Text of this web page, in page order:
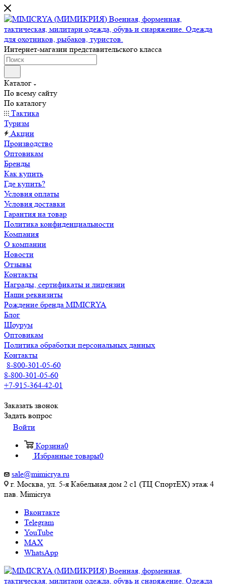
Интернет-магазин представительского класса
Каталог
По всему сайту
По каталогу
Тактика
Туризм
Акции
Производство
Оптовикам
Бренды
Как купить
Где купить?
Условия оплаты
Условия доставки
Гарантия на товар
Политика конфиденциальности
Компания
О компании
Новости
Отзывы
Контакты
Награды, сертификаты и лицензии
Наши реквизиты
Рождение бренда MIMICRYA
Блог
Шоурум
Оптовикам
Политика обработки персональных данных
Контакты
8-800-301-05-60
8-800-301-05-60
+7-915-364-42-01
Заказать звонок
Задать вопрос
Войти
Корзина0
Избранные товары0
sale@mimicrya.ru
г. Москва, ул. 5-я Кабельная дом 2 с1 (ТЦ СпортEX) этаж 4
пав. Mimicrya
Вконтакте
Telegram
YouTube
MAX
WhatsApp